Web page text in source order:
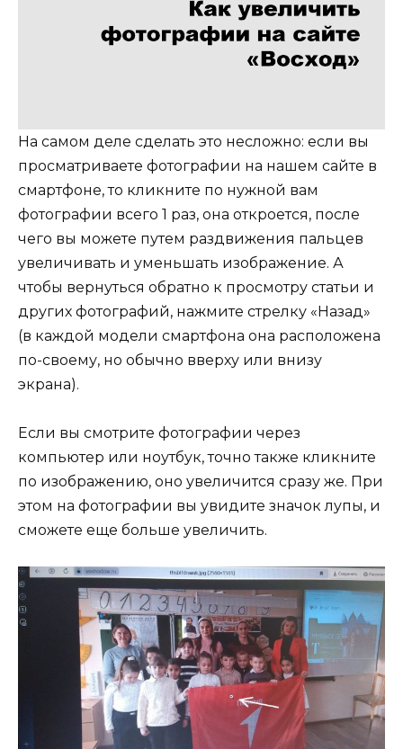
На самом деле сделать это несложно: если вы
просматриваете фотографии на нашем сайте в
смартфоне, то кликните по нужной вам
фотографии всего 1 раз, она откроется, после
чего вы можете путем раздвижения пальцев
увеличивать и уменьшать изображение. А
чтобы вернуться обратно к просмотру статьи и
других фотографий, нажмите стрелку «Назад»
(в каждой модели смартфона она расположена
по-своему, но обычно вверху или внизу
экрана).
Если вы смотрите фотографии через
компьютер или ноутбук, точно также кликните
по изображению, оно увеличится сразу же. При
этом на фотографии вы увидите значок лупы, и
сможете еще больше увеличить.